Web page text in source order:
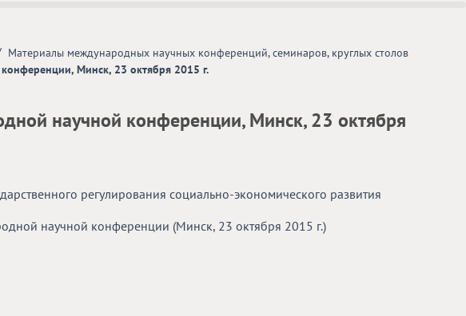
Материалы международных научных конференций, семинаров, круглых столов
Минск, 23 октября 2015 г.
научной конференции, Минск, 23 октября
регулирования социально-экономического развития
научной конференции (Минск, 23 октября 2015 г.)